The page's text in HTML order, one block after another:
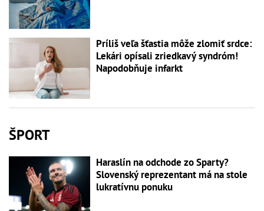
Príliš veľa šťastia môže zlomiť srdce:
Lekári opísali zriedkavý syndróm!
Napodobňuje infarkt
ŠPORT
Haraslín na odchode zo Sparty?
Slovenský reprezentant má na stole
lukratívnu ponuku